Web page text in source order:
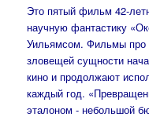
Это пятый фильм 42-
научную фантастику
Уильямсом. Фильмы про
зловещей сущности
кино и продолжают
каждый год.
эталоном - небольшой